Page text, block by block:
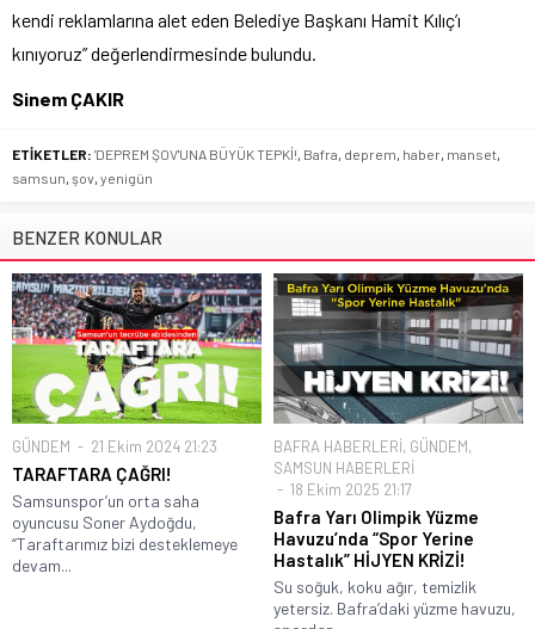
kendi reklamlarına alet eden Belediye Başkanı Hamit Kılıç’ı
kınıyoruz” değerlendirmesinde bulundu.
Sinem ÇAKIR
ETİKETLER: 'DEPREM ŞOV'UNA BÜYÜK TEPKİ!, Bafra, deprem, haber, manset,
samsun, şov, yenigün
BENZER KONULAR
GÜNDEM 21 Ekim 2024 21:23
TARAFTARA ÇAĞRI!
Samsunspor’un orta saha
oyuncusu Soner Aydoğdu,
“Taraftarımız bizi desteklemeye
devam...
BAFRA HABERLERİ, GÜNDEM,
SAMSUN HABERLERİ
18 Ekim 2025 21:17
Bafra Yarı Olimpik Yüzme
Havuzu’nda “Spor Yerine
Hastalık” HİJYEN KRİZİ!
Su soğuk, koku ağır, temizlik
yetersiz. Bafra’daki yüzme havuzu,